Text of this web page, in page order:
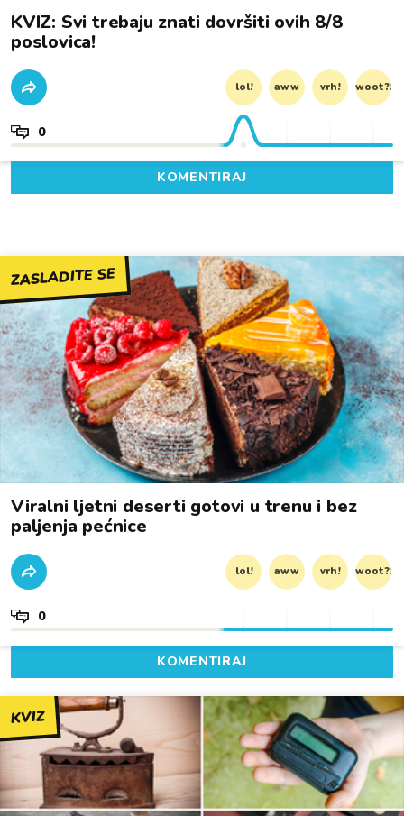
KVIZ: Svi trebaju znati dovršiti ovih 8/8
poslovica!
lol! aww vrh! woot?!
0
KOMENTIRAJ
ZASLADITE SE
Viralni ljetni deserti gotovi u trenu i bez
paljenja pećnice
lol! aww vrh! woot?!
0
KOMENTIRAJ
KVIZ